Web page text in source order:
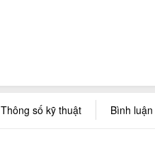
Thông số kỹ thuật Bình luận